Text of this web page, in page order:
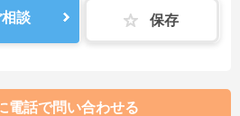
談 保存
電話で問い合わせる